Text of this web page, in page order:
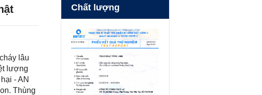
lâu
lượng
- AN
Thùng
Chất lượng